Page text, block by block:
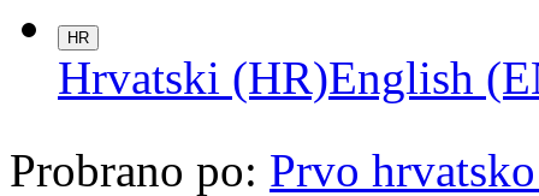
HR
Hrvatski (HR)English
Probrano po: Prvo